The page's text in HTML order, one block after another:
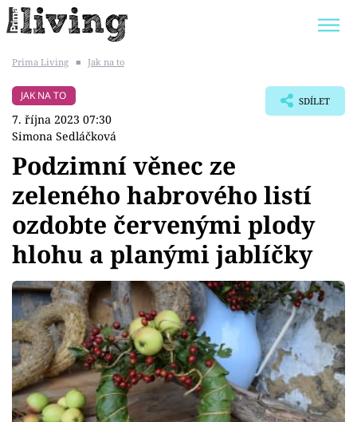
BYDLENÍ SLAVNÝCH
Témata
Bydlení
Zahrada
Design
Sledujte prima+
Přihlášení
Prima Living ■ Jak na to
JAK NA TO
7. října 2023 07:30
Simona Sedláčková
SDÍLET
Podzimní věnec ze
zeleného habrového listí
ozdobte červenými plody
hlohu a planými jablíčky